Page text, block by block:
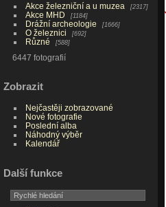
Akce železniční a u muzea 2317
Akce MHD 1184
Drážní archeologie 1666
O železnici 692
Různé 588
6447 fotografií
Zobrazit
Nejčastěji zobrazované
Nové fotografie
Poslední alba
Náhodný výběr
Kalendář
Další funkce